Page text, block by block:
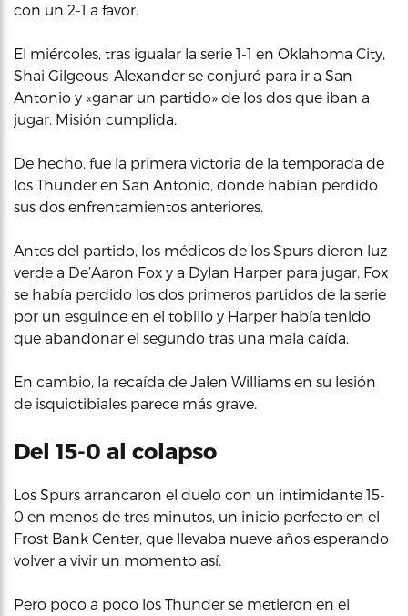
con un 2-1 a favor.
El miércoles, tras igualar la serie 1-1 en Oklahoma City,
Shai Gilgeous-Alexander se conjuró para ir a San
Antonio y «ganar un partido» de los dos que iban a
jugar. Misión cumplida.
De hecho, fue la primera victoria de la temporada de
los Thunder en San Antonio, donde habían perdido
sus dos enfrentamientos anteriores.
Antes del partido, los médicos de los Spurs dieron luz
verde a De’Aaron Fox y a Dylan Harper para jugar. Fox
se había perdido los dos primeros partidos de la serie
por un esguince en el tobillo y Harper había tenido
que abandonar el segundo tras una mala caída.
En cambio, la recaída de Jalen Williams en su lesión
de isquiotibiales parece más grave.
Del 15-0 al colapso
Los Spurs arrancaron el duelo con un intimidante 15-
0 en menos de tres minutos, un inicio perfecto en el
Frost Bank Center, que llevaba nueve años esperando
volver a vivir un momento así.
Pero poco a poco los Thunder se metieron en el